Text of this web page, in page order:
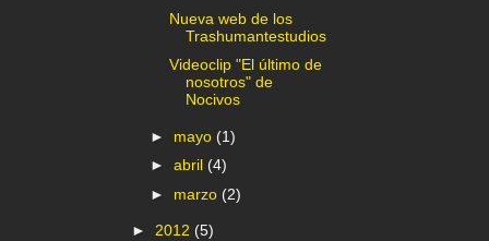
Nueva web de los
Trashumantestudios
Videoclip "El último de
nosotros" de
Nocivos
► mayo (1)
► abril (4)
► marzo (2)
► 2012 (5)